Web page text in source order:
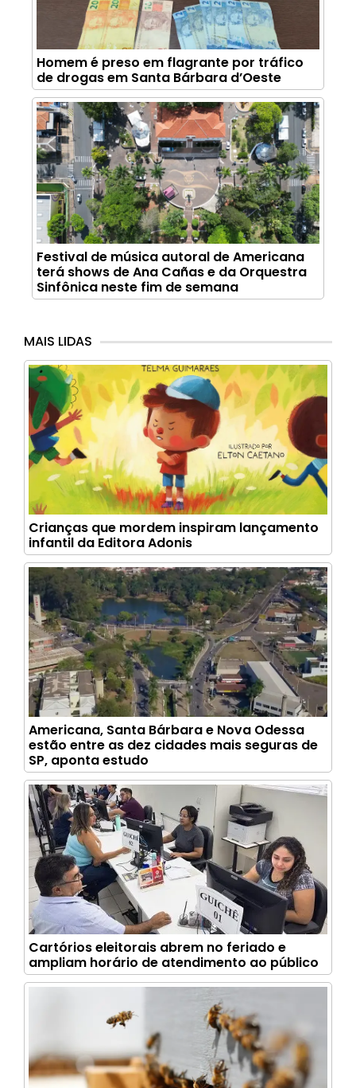
Homem é preso em flagrante por tráfico
de drogas em Santa Bárbara d’Oeste
Festival de música autoral de Americana
terá shows de Ana Cañas e da Orquestra
Sinfônica neste fim de semana
MAIS LIDAS
Crianças que mordem inspiram lançamento
infantil da Editora Adonis
Americana, Santa Bárbara e Nova Odessa
estão entre as dez cidades mais seguras de
SP, aponta estudo
Cartórios eleitorais abrem no feriado e
ampliam horário de atendimento ao público